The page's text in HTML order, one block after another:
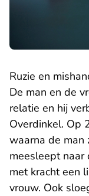
Ruzie en
De man en de
relatie en hij
Overdinkel. Op
waarna de man
meesleept naar
met kracht een
vrouw. Ook